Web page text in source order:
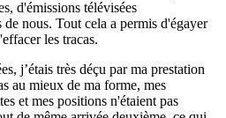
d'émissions télévisées
nous. Tout cela a permis d'égayer
les tracas.
j’étais très déçu par ma prestation
au mieux de ma forme, mes
et mes positions n'étaient pas